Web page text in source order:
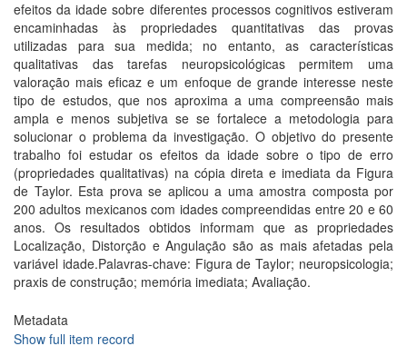
efeitos da idade sobre diferentes processos cognitivos estiveram
encaminhadas às propriedades quantitativas das provas
utilizadas para sua medida; no entanto, as características
qualitativas das tarefas neuropsicológicas permitem uma
valoração mais eficaz e um enfoque de grande interesse neste
tipo de estudos, que nos aproxima a uma compreensão mais
ampla e menos subjetiva se se fortalece a metodologia para
solucionar o problema da investigação. O objetivo do presente
trabalho foi estudar os efeitos da idade sobre o tipo de erro
(propriedades qualitativas) na cópia direta e imediata da Figura
de Taylor. Esta prova se aplicou a uma amostra composta por
200 adultos mexicanos com idades compreendidas entre 20 e 60
anos. Os resultados obtidos informam que as propriedades
Localização, Distorção e Angulação são as mais afetadas pela
variável idade.Palavras-chave: Figura de Taylor; neuropsicologia;
praxis de construção; memória imediata; Avaliação.
Metadata
Show full item record